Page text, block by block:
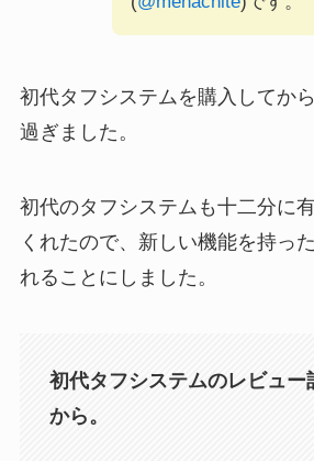
初代タフシステムを購入してか
過ぎました。
初代のタフシステムも十二分に
くれたので、新しい機能を持っ
れることにしました。
初代タフシステムのレビュー
から。